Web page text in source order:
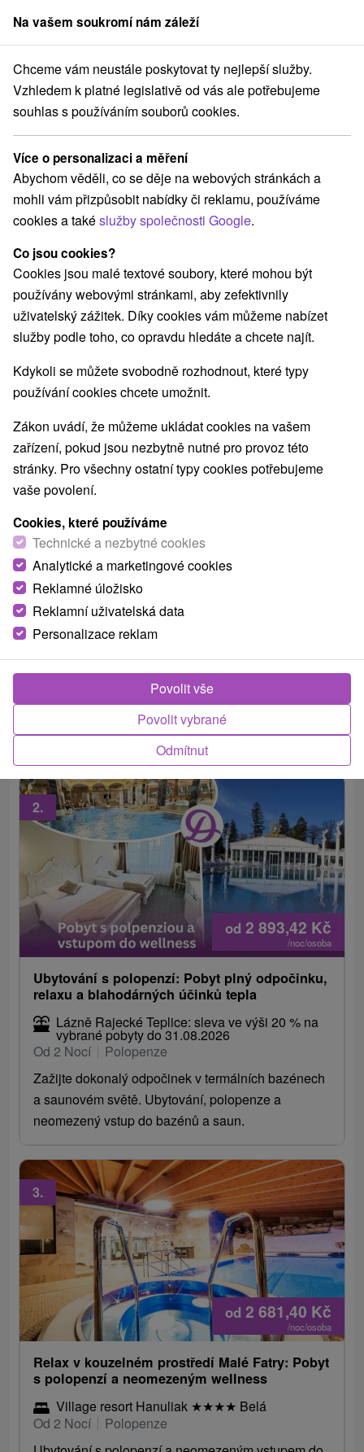
člen skupinySorger
Pobyty na Slovensku Víkendové pobyty Malá Fatra
Víkendové pobyty Malá Fatra
Kategorie
Všechny kategorie
Pobyty v akci(2)
Wellness pobyty(10) Víkendové pobyty(7)
Romantické pobyty
Rodinné pobyty(4)
Vyberte lokalitu nebo termín
Nejprodávanější
1.
Léčebný wellness pobyt RELAX CLASSIC:
oblíbený pobyt pro dokonalé uvolnění
Lázně Rajecké Teplice: sleva ve výši 20 % na
Od 2 Nocí
Polopenze
Tradiční lázeňská péče s ubytováním a polopenzí.
Součástí balíčku je neomezený vstup do termálních
bazénů, Natural Spa,...
od 2 893,42 Kč
/noc/osoba
2.
Ubytování s polopenzí: Pobyt plný odpočinku,
relaxu a blahodárných účinků tepla
Lázně Rajecké Teplice: sleva ve výši 20 % na
vybrané pobyty do 31.08.2026
Od 2 Nocí
Polopenze
Zažijte dokonalý odpočinek v termálních bazénech
a saunovém světě. Ubytování, polopenze a
neomezený vstup do bazénů a saun.
od 2 681,40 Kč
/noc/osoba
3.
Relax v kouzelném prostředí Malé Fatry: Pobyt
s polopenzí a neomezeným wellness
Village resort Hanuliak ★★★★ Belá
Od 2 Nocí
Polopenze
Na vašem soukromí nám záleží
Chceme vám neustále poskytovat ty nejlepší služby.
Vzhledem k platné legislativě od vás ale potřebujeme
souhlas s používáním souborů cookies.
Více o personalizaci a měření
Abychom věděli, co se děje na webových stránkách a
mohli vám přizpůsobit nabídky či reklamu, používáme
cookies a takéslužby společnosti Google.
Co jsou cookies?
Cookies jsou malé textové soubory, které mohou být
používány webovými stránkami, aby zefektivnily
uživatelský zážitek. Díky cookies vám můžeme nabízet
služby podle toho, co opravdu hledáte a chcete najít.
Kdykoli se můžete svobodně rozhodnout, které typy
používání cookies chcete umožnit.
Zákon uvádí, že můžeme ukládat cookies na vašem
zařízení, pokud jsou nezbytně nutné pro provoz této
stránky. Pro všechny ostatní typy cookies potřebujeme
vaše povolení.
Cookies, které používáme
Technické a nezbytné cookies
Analytické a marketingové cookies
Reklamné úložisko
Reklamní uživatelská data
Personalizace reklam
Odmítnut
Povolit vybrané
Povolit vše